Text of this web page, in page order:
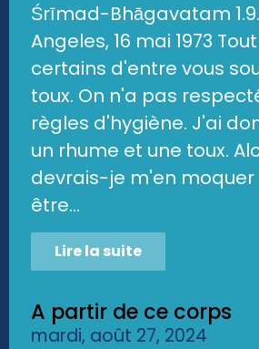
Śrīmad-Bhāgavatam
Angeles, 16 mai 1973
certains d'entre vous
toux. On n'a pas
règles d'hygiène. J'ai
un rhume et une toux.
devrais-je m'en moquer
être...
Lire la suite
A partir de ce corps
mardi, août 27, 2024